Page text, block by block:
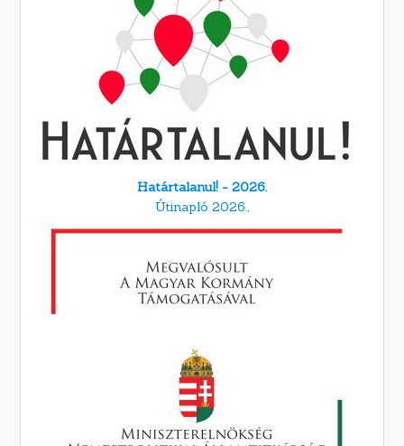
Határtalanul! - 2026.
Útinapló 2026.,